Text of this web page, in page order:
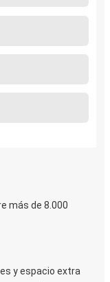
más de 8.000
y espacio extra